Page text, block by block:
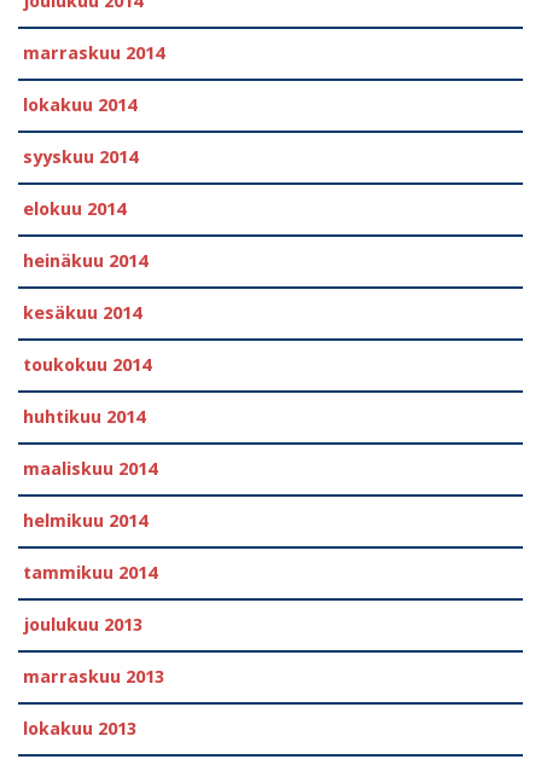
marraskuu 2014
lokakuu 2014
syyskuu 2014
elokuu 2014
heinäkuu 2014
kesäkuu 2014
toukokuu 2014
huhtikuu 2014
maaliskuu 2014
helmikuu 2014
tammikuu 2014
joulukuu 2013
marraskuu 2013
lokakuu 2013